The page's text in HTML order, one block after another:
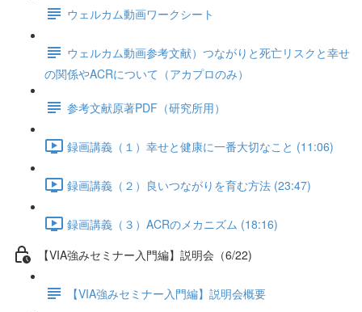
ウェルカム動画ワークシート
ウェルカム動画参考文献）つながりと死亡リスクと幸せ
の関係やACRについて（アカプロのみ）
参考文献原著PDF（研究所用）
録画講義（１）幸せと健康に一番大切なこと (11:06)
録画講義（２）良いつながりを育む方法 (23:47)
録画講義（３）ACRのメカニズム (18:16)
【VIA強みセミナー入門編】説明会（6/22)
【VIA強みセミナー入門編】説明会概要